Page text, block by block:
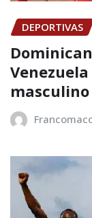
DEPORTIVAS
masculino